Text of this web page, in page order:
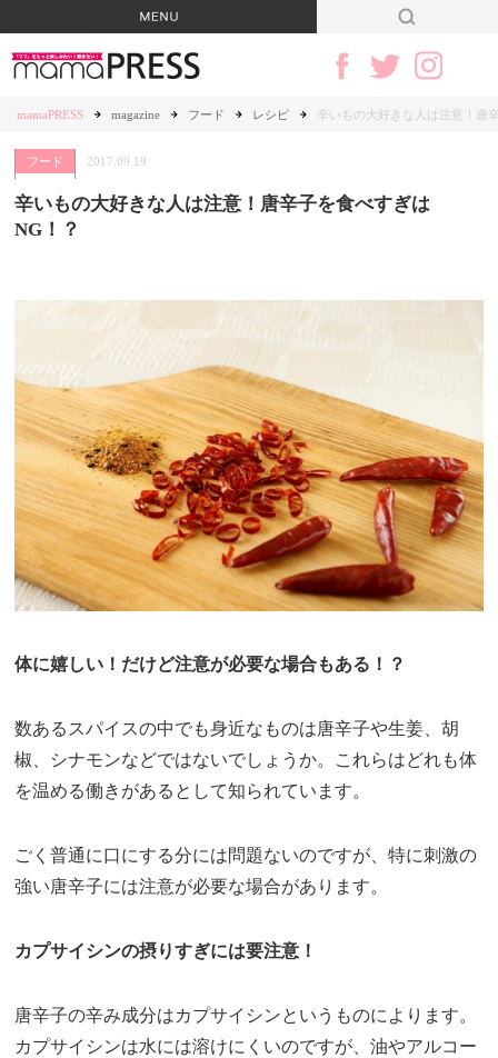
mamaPRESS magazine フード レシピ 辛いもの大好きな人は注意！唐
フード 2017.09.19
辛いもの大好きな人は注意！唐辛子を食べすぎは
NG！？
体に嬉しい！だけど注意が必要な場合もある！？
数あるスパイスの中でも身近なものは唐辛子や生姜、胡
椒、シナモンなどではないでしょうか。これらはどれも体
を温める働きがあるとして知られています。
ごく普通に口にする分には問題ないのですが、特に刺激の
強い唐辛子には注意が必要な場合があります。
カプサイシンの摂りすぎには要注意！
唐辛子の辛み成分はカプサイシンというものによります。
カプサイシンは水には溶けにくいのですが、油やアルコー